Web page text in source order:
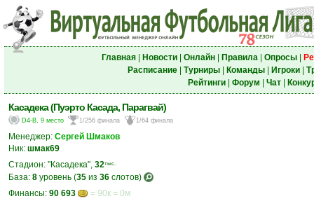
Главная| Новости| Онлайн| Правила| Опросы|
Расписание| Турниры| Команды| Игроки|
Рейтинги| Форум Чат|
Касадека (Пуэрто Касада, Парагвай)
D4-B, 9 место 1/256 финала 1/64 финала
Менеджер: Сергей Шмаков
Ник: шмак69
Стадион: "Касадека", 32тыс.
База: 8 уровень (35 из 36 слотов)
Финансы: 90 693
= 90к = 0м